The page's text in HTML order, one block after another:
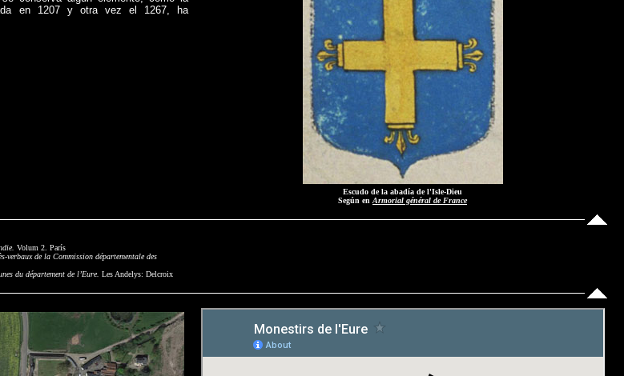
en 1207 y otra vez el 1267, ha
Escudo de la abadía de l'Isle-Dieu
Según en Armorial général de France
Volum 2. París
verbaux de la Commission départementale des
du département de l’Eure. Les Andelys: Delcroix